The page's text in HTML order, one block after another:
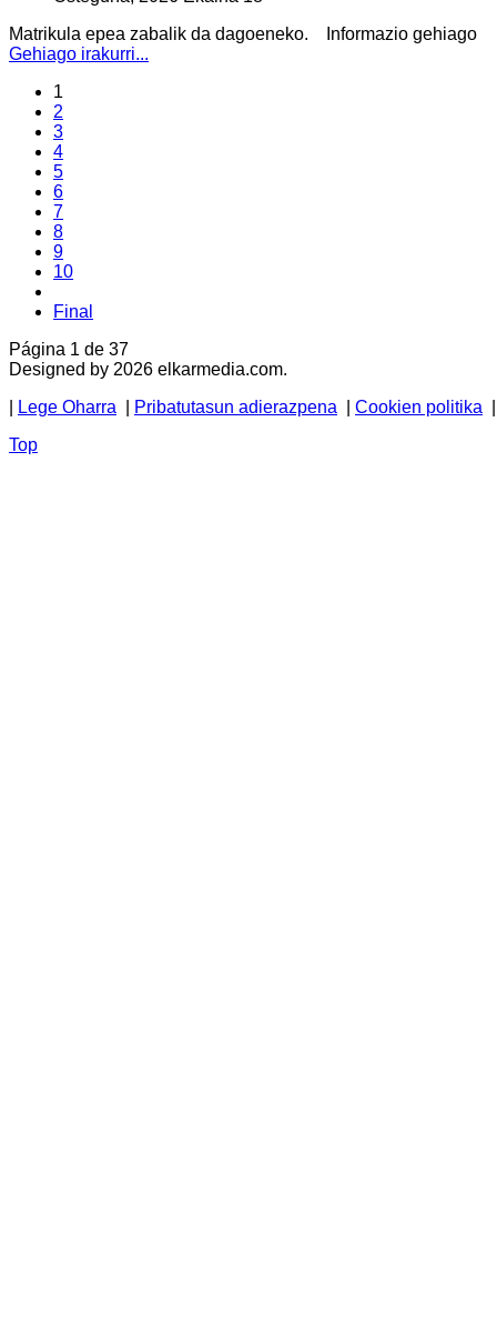
Matrikula epea zabalik da dagoeneko. Informazio gehiago
Gehiago irakurri...
1
2
3
4
5
6
7
8
9
10
Final
Página 1 de 37
Designed by 2026 elkarmedia.com.
Lege Oharra Pribatutasun adierazpena Cookien politika
Top